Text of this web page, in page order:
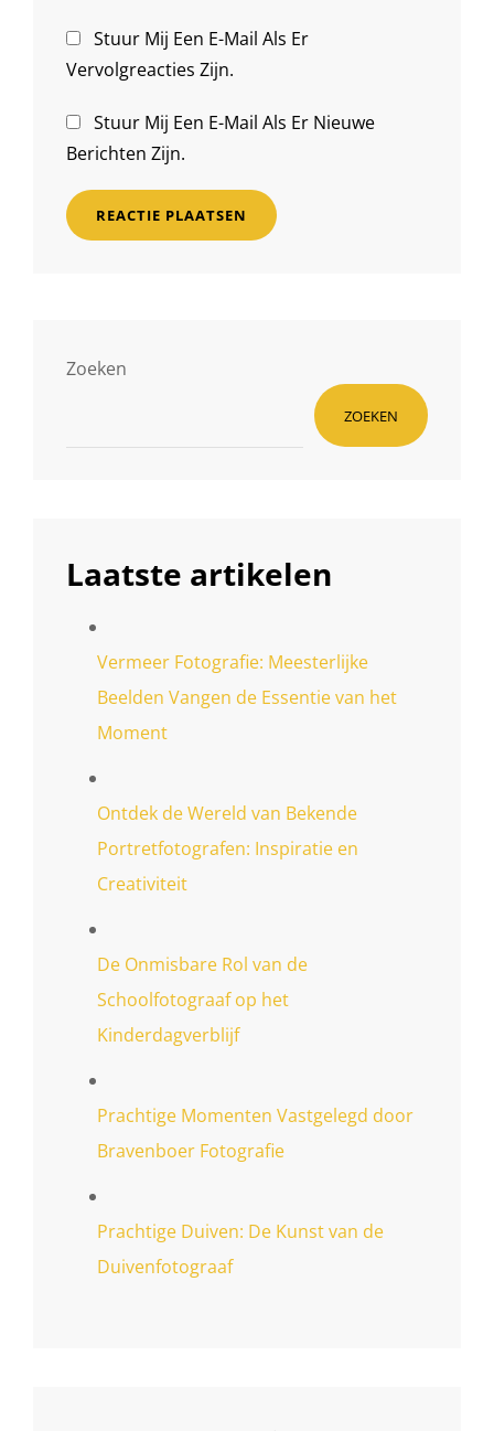
Stuur Mij Een E-Mail Als Er
Vervolgreacties Zijn.
Stuur Mij Een E-Mail Als Er Nieuwe
Berichten Zijn.
Zoeken
ZOEKEN
Laatste artikelen
Vermeer Fotografie: Meesterlijke
Beelden Vangen de Essentie van het
Moment
Ontdek de Wereld van Bekende
Portretfotografen: Inspiratie en
Creativiteit
De Onmisbare Rol van de
Schoolfotograaf op het
Kinderdagverblijf
Prachtige Momenten Vastgelegd door
Bravenboer Fotografie
Prachtige Duiven: De Kunst van de
Duivenfotograaf